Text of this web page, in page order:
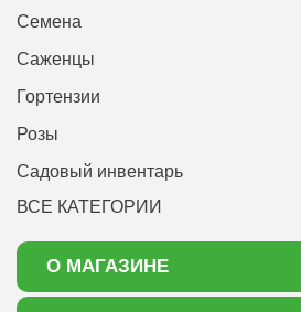
Семена
Саженцы
Гортензии
Розы
Садовый инвентарь
ВСЕ КАТЕГОРИИ
О МАГАЗИНЕ
О нас